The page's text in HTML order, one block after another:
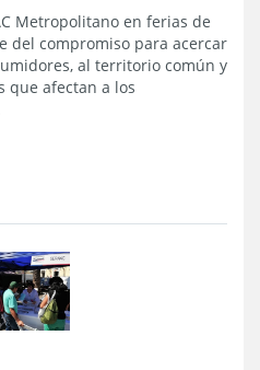
Metropolitano en ferias de
del compromiso para acercar
al territorio común y
que afectan a los